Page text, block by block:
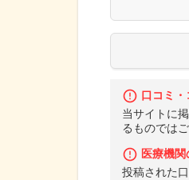
口コミ
当サイトに
るものでは
医療機関
投稿された